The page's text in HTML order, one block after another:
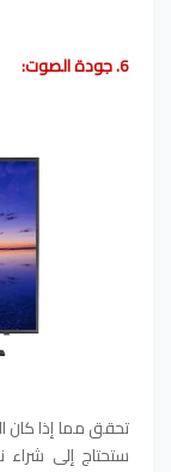
6. جودة الصوت:
تحقق مما إذا كان
ستحتاج إلى